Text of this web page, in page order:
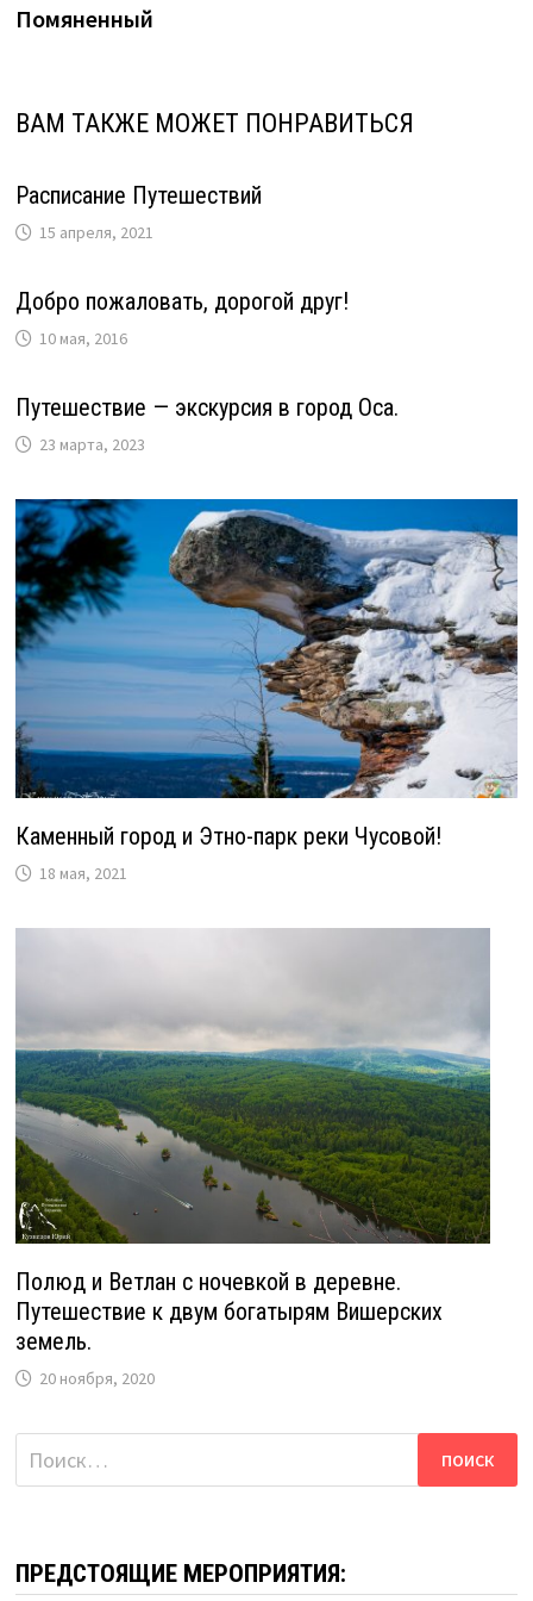
по
Помяненный
ВАМ ТАКЖЕ МОЖЕТ ПОНРАВИТЬСЯ
Расписание Путешествий
15 апреля, 2021
Добро пожаловать, дорогой друг!
10 мая, 2016
Путешествие — экскурсия в город Оса.
23 марта, 2023
Каменный город и Этно-парк реки Чусовой!
18 мая, 2021
Полюд и Ветлан с ночевкой в деревне.
Путешествие к двум богатырям Вишерских
земель.
20 ноября, 2020
Найти:
ПРЕДСТОЯЩИЕ МЕРОПРИЯТИЯ: